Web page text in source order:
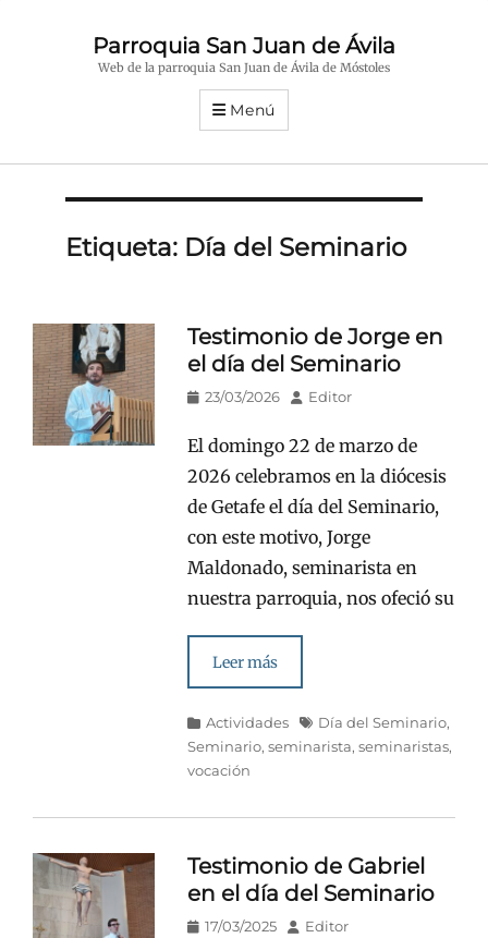
Parroquia San Juan de Ávila
Web de la parroquia San Juan de Ávila de Móstoles
Menú
Etiqueta: Día del Seminario
Testimonio de Jorge en
el día del Seminario
Publicado
23/03/2026 AutorEditor
El domingo 22 de marzo de
2026 celebramos en la diócesis
de Getafe el día del Seminario,
con este motivo, Jorge
Maldonado, seminarista en
nuestra parroquia, nos ofeció su
Leer más
Categorías
Actividades Etiquetas
Día del Seminario,
Seminario,seminarista,seminaristas,
vocación
Testimonio de Gabriel
en el día del Seminario
Publicado
17/03/2025 AutorEditor